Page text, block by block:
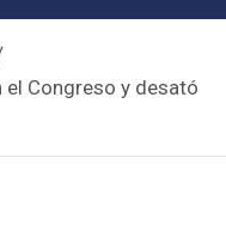
el Congreso y desató